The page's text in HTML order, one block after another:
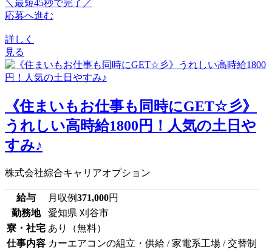
＼最短45秒で完了／
応募へ進む
詳しく
見る
《住まいもお仕事も同時にGET☆彡》
うれしい高時給1800円！人気の土日や
すみ♪
株式会社綜合キャリアオプション
給与 月収例371,000円
勤務地
愛知県 刈谷市
寮・社宅 あり（無料）
仕事内容 カーエアコンの組立・供給 / 家電系工場 / 交替制